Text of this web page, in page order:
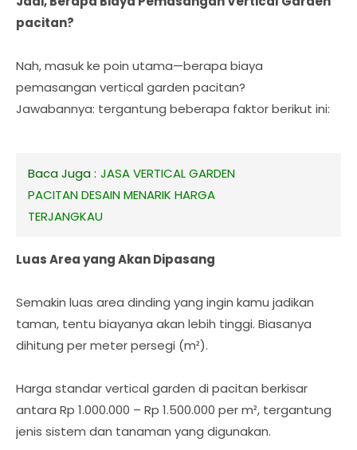
pacitan?
Nah, masuk ke poin utama—berapa biaya
pemasangan vertical garden pacitan?
Jawabannya: tergantung beberapa faktor berikut ini:
Baca Juga : JASA VERTICAL GARDEN
PACITAN DESAIN MENARIK HARGA
TERJANGKAU
Luas Area yang Akan Dipasang
Semakin luas area dinding yang ingin kamu jadikan
taman, tentu biayanya akan lebih tinggi. Biasanya
dihitung per meter persegi (m²).
Harga standar vertical garden di pacitan berkisar
antara Rp 1.000.000 – Rp 1.500.000 per m², tergantung
jenis sistem dan tanaman yang digunakan.